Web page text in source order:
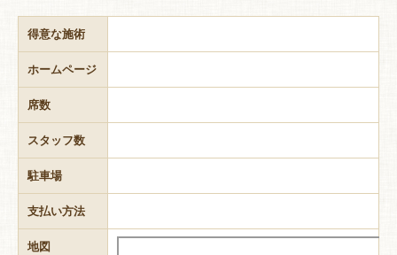
得意な施術
ホームページ
席数
スタッフ数
駐車場
支払い方法
地図